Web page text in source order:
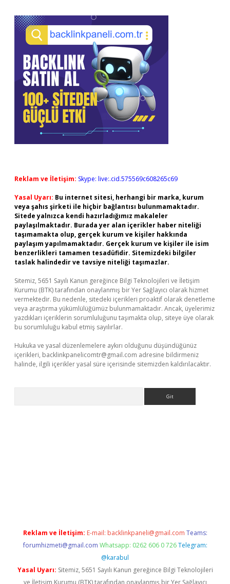
Reklam ve İletişim: Skype: live:.cid.575569c608265c69
Yasal Uyarı: Bu internet sitesi, herhangi bir marka, kurum
veya şahıs şirketi ile hiçbir bağlantısı bulunmamaktadır.
Sitede yalnızca kendi hazırladığımız makaleler
paylaşılmaktadır. Burada yer alan içerikler haber niteliği
taşımamakta olup, gerçek kurum ve kişiler hakkında
paylaşım yapılmamaktadır. Gerçek kurum ve kişiler ile isim
benzerlikleri tamamen tesadüfidir. Sitemizdeki bilgiler
taslak halindedir ve tavsiye niteliği taşımazlar.
Sitemiz, 5651 Sayılı Kanun gereğince Bilgi Teknolojileri ve İletişim
Kurumu (BTK) tarafından onaylanmış bir Yer Sağlayıcı olarak hizmet
vermektedir. Bu nedenle, sitedeki içerikleri proaktif olarak denetleme
veya araştırma yükümlülüğümüz bulunmamaktadır. Ancak, üyelerimiz
yazdıkları içeriklerin sorumluluğunu taşımakta olup, siteye üye olarak
bu sorumluluğu kabul etmiş sayılırlar.
Hukuka ve yasal düzenlemelere aykırı olduğunu düşündüğünüz
içerikleri, backlinkpanelicomtr@gmail.com adresine bildirmeniz
halinde, ilgili içerikler yasal süre içerisinde sitemizden kaldırılacaktır.
Reklam ve İletişim: E-mail: backlinkpaneli@gmail.com Teams:
forumhizmeti@gmail.com Whatsapp: 0262 606 0 726 Telegram:
@karabul
Yasal Uyarı: Sitemiz, 5651 Sayılı Kanun gereğince Bilgi Teknolojileri
ve İletişim Kurumu (BTK) tarafından onaylanmış bir Yer Sağlayıcı